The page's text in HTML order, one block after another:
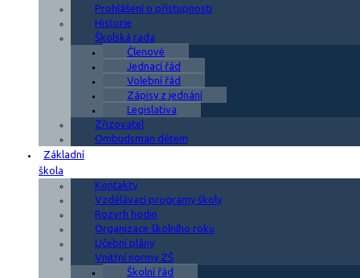
Prohlášení o přístupnosti
Historie
Školská rada
Členové
Jednací řád
Volební řád
Zápisy z jednání
Legislativa
Zřizovatel
Ombudsman dětem
Základní
škola
Kontakty
Vzdělávací programy školy
Rozvrh hodin
Organizace školního roku
Učební plány
Vnitřní normy ZŠ
Školní řád